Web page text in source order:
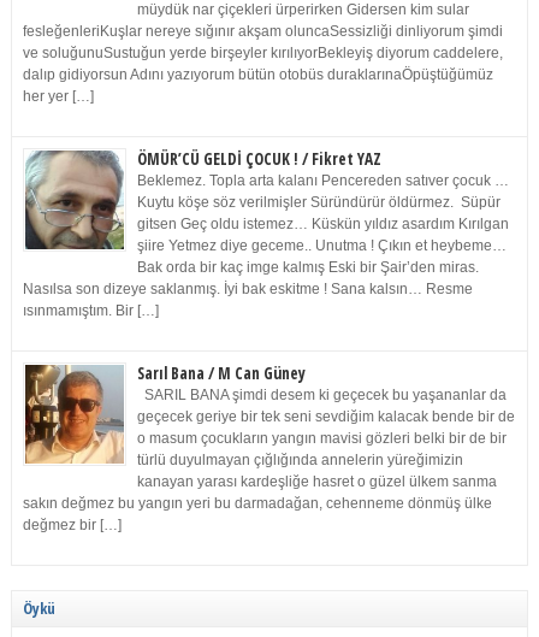
müydük nar çiçekleri ürperirken Gidersen kim sular
fesleğenleriKuşlar nereye sığınır akşam oluncaSessizliği dinliyorum şimdi
ve soluğunuSustuğun yerde birşeyler kırılıyorBekleyiş diyorum caddelere,
dalıp gidiyorsun Adını yazıyorum bütün otobüs duraklarınaÖpüştüğümüz
her yer […]
ÖMÜR’CÜ GELDİ ÇOCUK ! / Fikret YAZ
Beklemez. Topla arta kalanı Pencereden satıver çocuk …
Kuytu köşe söz verilmişler Süründürür öldürmez. Süpür
gitsen Geç oldu istemez… Küskün yıldız asardım Kırılgan
şiire Yetmez diye geceme.. Unutma ! Çıkın et heybeme…
Bak orda bir kaç imge kalmış Eski bir Şair’den miras.
Nasılsa son dizeye saklanmış. İyi bak eskitme ! Sana kalsın… Resme
ısınmamıştım. Bir […]
Sarıl Bana / M Can Güney
SARIL BANA şimdi desem ki geçecek bu yaşananlar da
geçecek geriye bir tek seni sevdiğim kalacak bende bir de
o masum çocukların yangın mavisi gözleri belki bir de bir
türlü duyulmayan çığlığında annelerin yüreğimizin
kanayan yarası kardeşliğe hasret o güzel ülkem sanma
sakın değmez bu yangın yeri bu darmadağan, cehenneme dönmüş ülke
değmez bir […]
Öykü